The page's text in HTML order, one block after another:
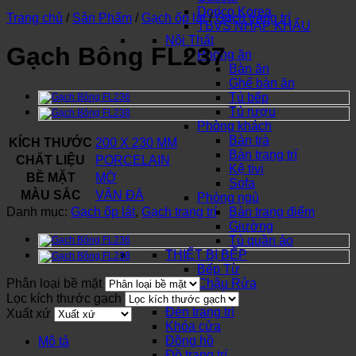
Dorico Korea
TBVS NHẬP KHẨU
Nội Thất
Phòng ăn
Bàn ăn
Ghế bàn ăn
Tủ bếp
Tủ rượu
Phòng khách
Bàn trà
Bàn trang trí
Kệ tivi
Sofa
Phòng ngủ
Bàn trang điểm
Giường
Tủ quần áo
THIẾT BỊ BẾP
Bếp Từ
Chậu Rửa
SƠN NƯỚC
Đèn trang trí
Khóa cửa
Đồng hồ
Trang chủ / Sản Phẩm / Gạch ốp lát / Gạch trang trí
Gạch Bông FL237
KÍCH THƯỚC 200 X 230 MM
CHẤT LIỆU
PORCELAIN
BỀ MẶT
MỜ
MÀU SẮC
VÂN ĐÁ
Danh mục: Gạch ốp lát, Gạch trang trí
Phân loại bề mặt
Lọc kích thước gạch
Xuất xứ
Mô tả